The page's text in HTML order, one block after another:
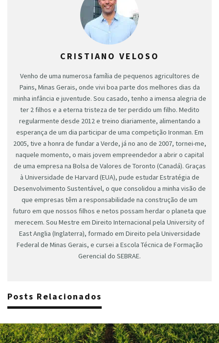
CRISTIANO VELOSO
Venho de uma numerosa família de pequenos agricultores de
Pains, Minas Gerais, onde vivi boa parte dos melhores dias da
minha infância e juventude. Sou casado, tenho a imensa alegria de
ter 2 filhos e a eterna tristeza de ter perdido um filho. Medito
regularmente desde 2012 e treino diariamente, alimentando a
esperança de um dia participar de uma competição Ironman. Em
2005, tive a honra de fundar a Verde, já no ano de 2007, tornei-me,
naquele momento, o mais jovem empreendedor a abrir o capital
de uma empresa na Bolsa de Valores de Toronto (Canadá). Graças
à Universidade de Harvard (EUA), pude estudar Estratégia de
Desenvolvimento Sustentável, o que consolidou a minha visão de
que empresas têm a responsabilidade na construção de um
futuro em que nossos filhos e netos possam herdar o planeta que
merecem. Sou Mestre em Direito Internacional pela University of
East Anglia (Inglaterra), formado em Direito pela Universidade
Federal de Minas Gerais, e cursei a Escola Técnica de Formação
Gerencial do SEBRAE.
Posts Relacionados